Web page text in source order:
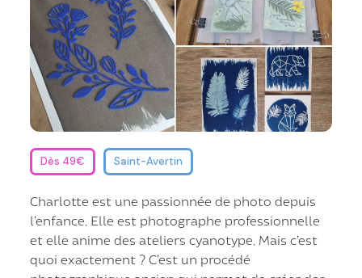
Dès 49€ Saint-Avertin
Charlotte est une passionnée de photo depuis
l’enfance. Elle est photographe professionnelle
et elle anime des ateliers cyanotype. Mais c’est
quoi exactement ? C’est un procédé